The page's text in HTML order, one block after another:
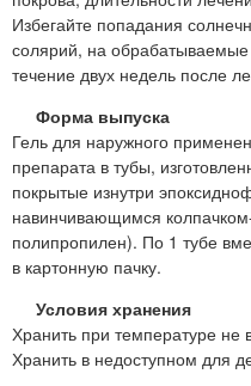
Избегайте попадания
солярий, на обрабатываемые
течение двух недель после
Форма выпуска
Гель для наружного
препарата в тубы,
покрытые изнутри
навинчивающимся
полипропилен). По 1 тубе
в картонную пачку.
Условия хранения
Хранить при температуре не
Хранить в недоступном для